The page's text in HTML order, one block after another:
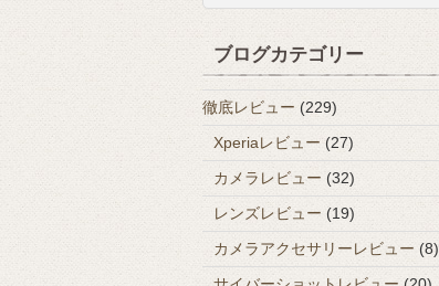
ブログカテゴリー
徹底レビュー (229)
Xperiaレビュー(27)
カメラレビュー (32)
レンズレビュー (19)
カメラアクセサリーレビュー (8)